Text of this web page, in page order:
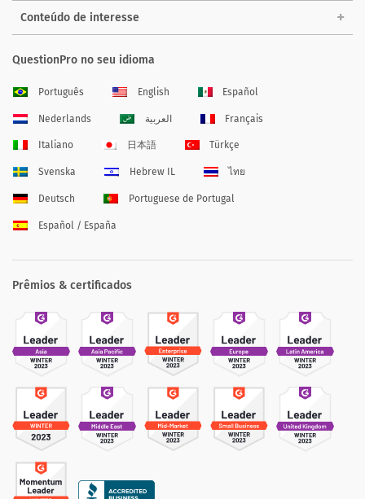
Conteúdo de interesse
QuestionPro no seu idioma
Português English Español
Nederlands العربية Français
Italiano 日本語 Türkçe
Svenska Hebrew IL ไทย
Deutsch Portuguese de Portugal
Español / España
Prêmios & certificados